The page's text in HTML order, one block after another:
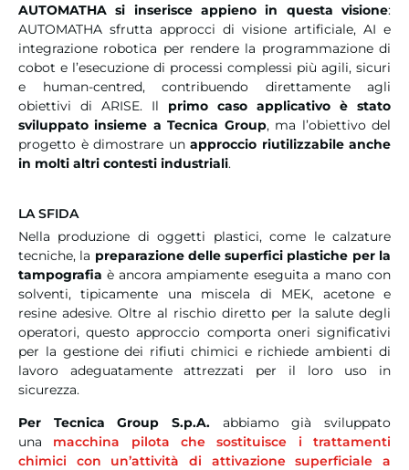
AUTOMATHAsi inserisce appieno in questa visione:
AUTOMATHA sfrutta approcci di visione artificiale, AI e
integrazione robotica per rendere la programmazione di
cobot e l’esecuzione di processi complessi più agili, sicuri
e human-centred, contribuendo direttamente agli
obiettivi di ARISE. Il primo caso applicativo è stato
sviluppato insieme a Tecnica Group, ma l’obiettivo del
progetto è dimostrare un approccio riutilizzabile anche
in molti altri contesti industriali.
LA SFIDA
Nella produzione di oggetti plastici, come le calzature
tecniche, la preparazione delle superfici plastiche per la
tampografiaè ancora ampiamente eseguita a mano con
solventi, tipicamente una miscela di MEK, acetone e
resine adesive. Oltre al rischio diretto per la salute degli
operatori, questo approccio comporta oneri significativi
per la gestione dei rifiuti chimici e richiede ambienti di
lavoro adeguatamente attrezzati per il loro uso in
sicurezza.
Per Tecnica Group S.p.A. abbiamo già sviluppato
una macchina pilota che sostituisce i trattamenti
chimici con un’attività di attivazione superficiale a